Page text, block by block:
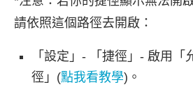
請依照這個路徑去開啟：
「設定」- 「捷徑」- 啟用「
徑」(點我看教學)。